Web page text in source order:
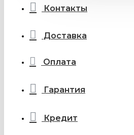
Контакты
Доставка
Оплата
Гарантия
Кредит